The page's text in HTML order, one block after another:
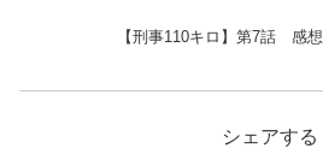
【刑事110キロ】第7話 感想
シェアする